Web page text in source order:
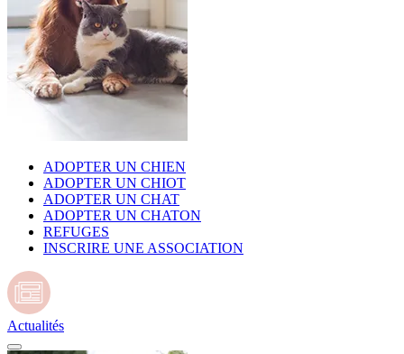
ADOPTER UN CHIEN
ADOPTER UN CHIOT
ADOPTER UN CHAT
ADOPTER UN CHATON
REFUGES
INSCRIRE UNE ASSOCIATION
Actualités